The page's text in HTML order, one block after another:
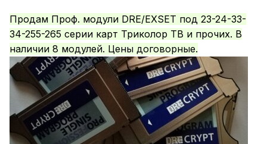
Продам Проф. модули DRE/EXSET под 23-24-33-
34-255-265 серии карт Триколор ТВ и прочих. В
наличии 8 модулей. Цены договорные.